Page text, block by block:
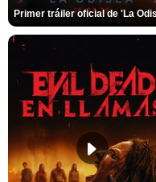
Primer tráiler oficial de 'La